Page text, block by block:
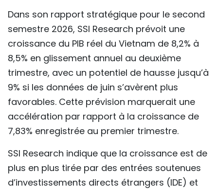
Dans son rapport stratégique pour le second
semestre 2026, SSI Research prévoit une
croissance du PIB réel du Vietnam de 8,2% à
8,5% en glissement annuel au deuxième
trimestre, avec un potentiel de hausse jusqu’à
9% si les données de juin s’avèrent plus
favorables. Cette prévision marquerait une
accélération par rapport à la croissance de
7,83% enregistrée au premier trimestre.
SSI Research indique que la croissance est de
plus en plus tirée par des entrées soutenues
d’investissements directs étrangers (IDE) et